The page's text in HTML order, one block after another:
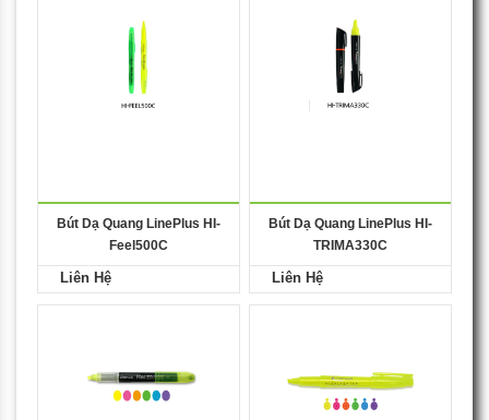
Bút Dạ Quang LinePlus HI-
Feel500C
Liên Hệ
Bút Dạ Quang LinePlus HI-
TRIMA330C
Liên Hệ